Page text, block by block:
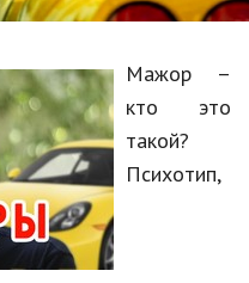
Мажор –
кто это
такой?
Психотип,